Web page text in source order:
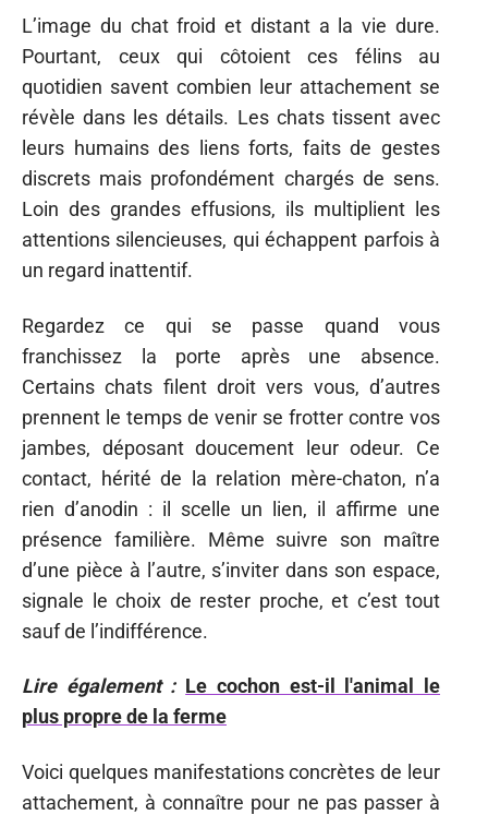
L’image du chat froid et distant a la vie dure.
Pourtant, ceux qui côtoient ces félins au
quotidien savent combien leur attachement se
révèle dans les détails. Les chats tissent avec
leurs humains des liens forts, faits de gestes
discrets mais profondément chargés de sens.
Loin des grandes effusions, ils multiplient les
attentions silencieuses, qui échappent parfois à
un regard inattentif.
Regardez ce qui se passe quand vous
franchissez la porte après une absence.
Certains chats filent droit vers vous, d’autres
prennent le temps de venir se frotter contre vos
jambes, déposant doucement leur odeur. Ce
contact, hérité de la relation mère-chaton, n’a
rien d’anodin : il scelle un lien, il affirme une
présence familière. Même suivre son maître
d’une pièce à l’autre, s’inviter dans son espace,
signale le choix de rester proche, et c’est tout
sauf de l’indifférence.
Lire également : Le cochon est-il l'animal le
plus propre de la ferme
Voici quelques manifestations concrètes de leur
attachement, à connaître pour ne pas passer à